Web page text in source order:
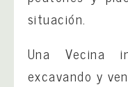
situación.
Una Vecina
excavando y